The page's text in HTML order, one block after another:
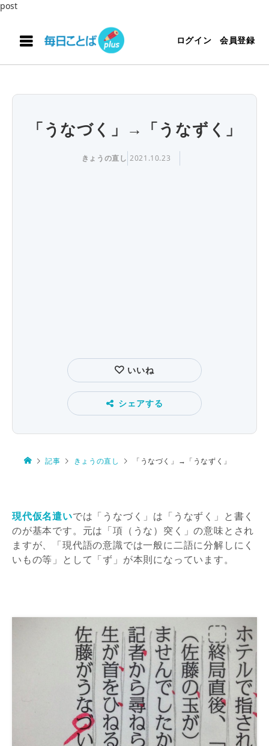
post
ログイン 会員登録
「うなづく」→「うなずく」
きょうの直し 2021.10.23
いいね
シェアする
記事 きょうの直し 「うなづく」→「うなずく」
現代仮名遣いでは「うなづく」は「うなずく」と書く
のが基本です。元は「項（うな）突く」の意味とされ
ますが、「現代語の意識では一般に二語に分解しにく
いもの等」として「ず」が本則になっています。